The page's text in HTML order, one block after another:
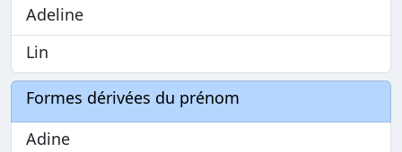
Adeline
Lin
Formes dérivées du prénom
Adine